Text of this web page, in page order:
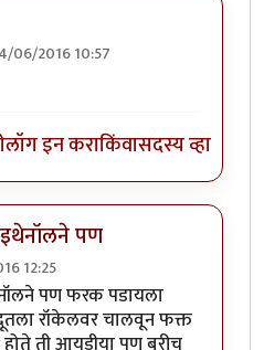
06/2016 10:57
लॉग इन कराकिंवासदस्य व्हा
पण
12:25
byतुषार काळभोर
पण फरक पडायला
रॉकेलवर चालवून फक्त